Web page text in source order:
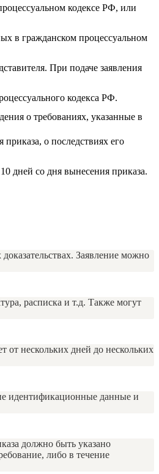
кодексе РФ, или
в гражданском процессуальном
При подаче заявления
кодекса РФ.
о требованиях, указанные в
о последствиях его
дней со дня вынесения приказа.
Заявление можно
расписка и т.д. Также могут
от нескольких дней до нескольких
идентификационные данные и
должно быть указано
либо в течение